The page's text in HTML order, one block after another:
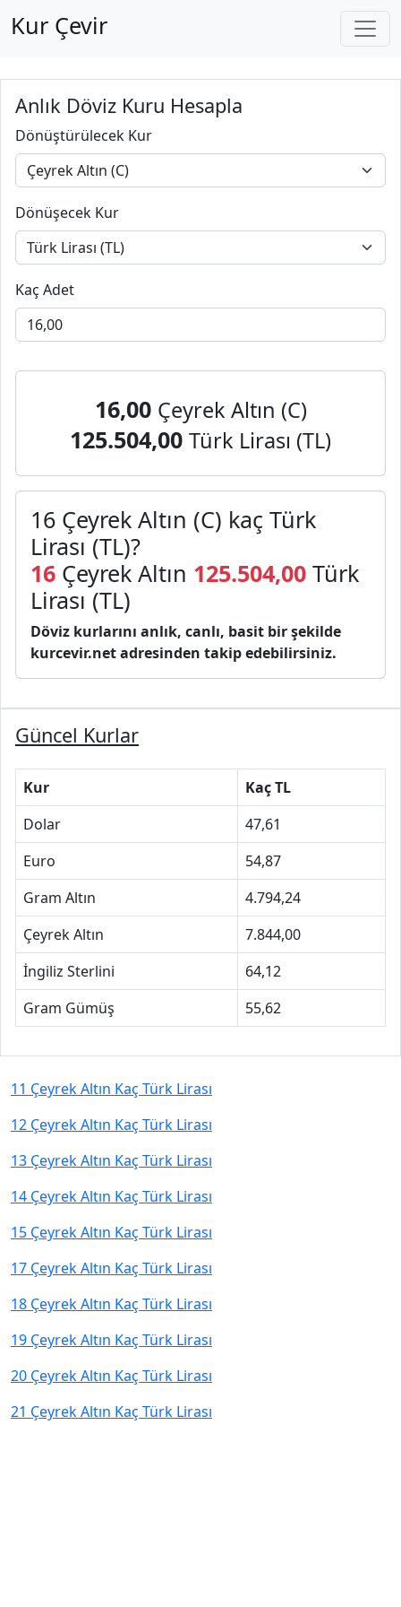
Kur Çevir
Anlık Döviz Kuru Hesapla
Dönüştürülecek Kur
Dönüşecek Kur
Kaç Adet
16,00 Çeyrek Altın (C)
125.504,00 Türk Lirası (TL)
16 Çeyrek Altın (C) kaç Türk
Lirası (TL)?
16 Çeyrek Altın 125.504,00 Türk
Lirası (TL)
Döviz kurlarını anlık, canlı, basit bir şekilde
kurcevir.net adresinden takip edebilirsiniz.
Güncel Kurlar
Kur
Kaç TL
Dolar
47,61
Euro
54,87
Gram Altın
4.794,24
Çeyrek Altın
7.844,00
İngiliz Sterlini
64,12
Gram Gümüş
55,62
11 Çeyrek Altın Kaç Türk Lirası
12 Çeyrek Altın Kaç Türk Lirası
13 Çeyrek Altın Kaç Türk Lirası
14 Çeyrek Altın Kaç Türk Lirası
15 Çeyrek Altın Kaç Türk Lirası
17 Çeyrek Altın Kaç Türk Lirası
18 Çeyrek Altın Kaç Türk Lirası
19 Çeyrek Altın Kaç Türk Lirası
20 Çeyrek Altın Kaç Türk Lirası
21 Çeyrek Altın Kaç Türk Lirası